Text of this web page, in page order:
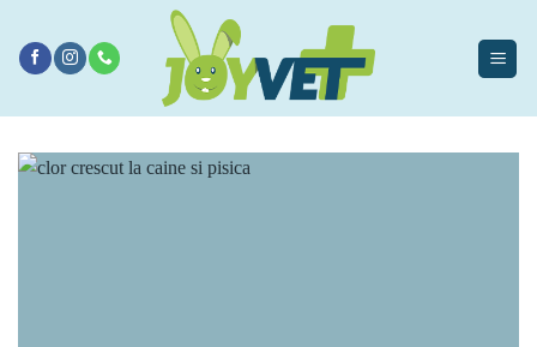
conținut